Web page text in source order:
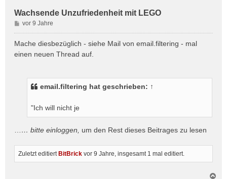
Wachsende Unzufriedenheit mit LEGO
B
e
i
vor 9 Jahre
Mache diesbezüglich - siehe Mail von email.filtering - mal
einen neuen Thread auf.
email.filtering hat geschrieben: ↑
"Ich will nicht je
… bitte einloggen um den Rest dieses Beitrages zu lesen
Zuletzt editiert BitBrick vor 9 Jahre, insgesamt 1 mal editiert.